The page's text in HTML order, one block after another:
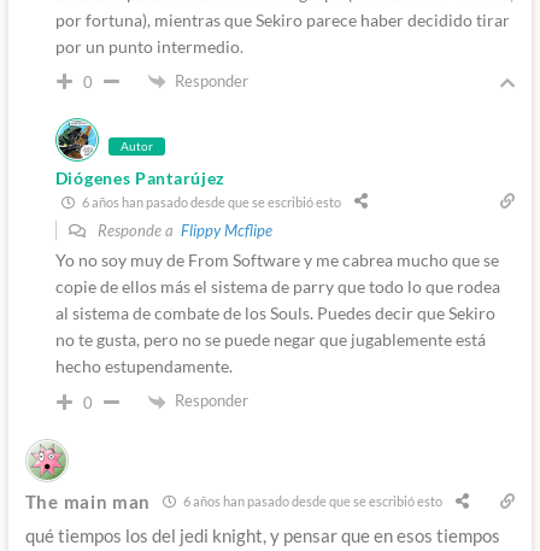
por fortuna), mientras que Sekiro parece haber decidido tirar
por un punto intermedio.
0 Responder
Autor
Diógenes Pantarújez
6 años han pasado desde que se escribió esto
Responde a Flippy Mcflipe
Yo no soy muy de From Software y me cabrea mucho que se
copie de ellos más el sistema de parry que todo lo que rodea
al sistema de combate de los Souls. Puedes decir que Sekiro
no te gusta, pero no se puede negar que jugablemente está
hecho estupendamente.
0 Responder
The main man 6 años han pasado desde que se escribió esto
qué tiempos los del jedi knight, y pensar que en esos tiempos